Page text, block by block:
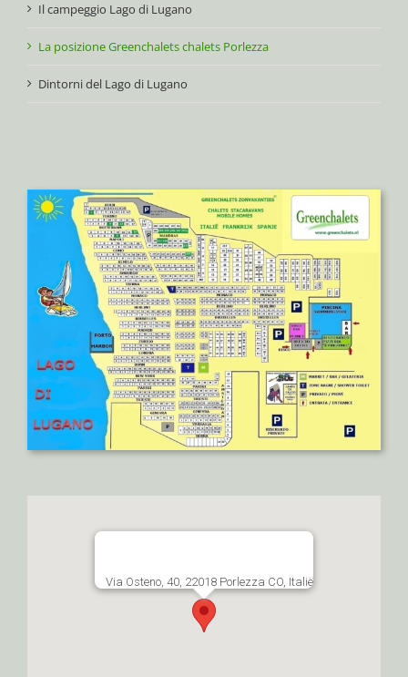
Il campeggio Lago di Lugano
La posizione Greenchalets chalets Porlezza
Dintorni del Lago di Lugano
Via Osteno, 40, 22018 Porlezza CO, Italië